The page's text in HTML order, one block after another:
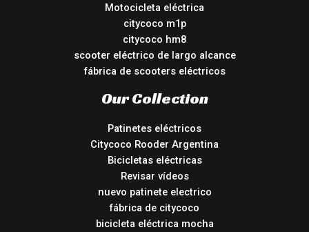
Motocicleta eléctrica
citycoco m1p
citycoco hm8
scooter eléctrico de largo alcance
fábrica de scooters eléctricos
Our Collection
Patinetes eléctricos
Citycoco Rooder Argentina
Bicicletas eléctricas
Revisar vídeos
nuevo patinete electrico
fábrica de citycoco
bicicleta eléctrica mocha